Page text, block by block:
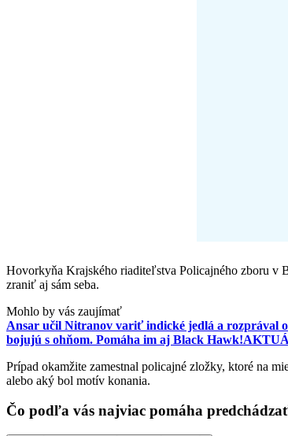
Hovorkyňa Krajského riaditeľstva Policajného zboru v
zraniť aj sám seba.
Mohlo by vás zaujímať
Ansar učil Nitranov variť indické jedlá a rozprával
bojujú s ohňom. Pomáha im aj Black Hawk!
Prípad okamžite zamestnal policajné zložky, ktoré na
alebo aký bol motív konania.
Čo podľa vás najviac pomáha